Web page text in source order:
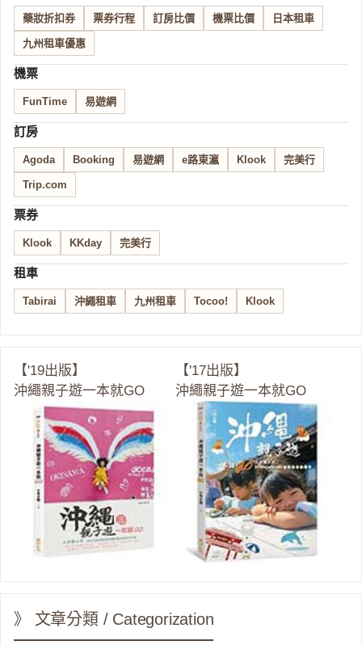
藥妝折扣券 票券行程 訂房比價 機票比價 日本租車
九州租車優惠
機票
FunTime 易遊網
訂房
Agoda Booking 易遊網 e路東瀛 Klook 完美行
Trip.com
票券
Klook KKday 完美行
租車
Tabirai 沖繩租車 九州租車 Tocoo! Klook
【'19出版】
沖繩親子遊一本就GO
【'17出版】
沖繩親子遊一本就GO
》 文章分類 / Categorization